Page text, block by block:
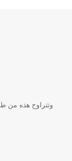
وتتراوح هذه من